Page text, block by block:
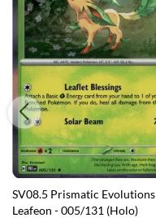
SV08.5 Prismatic Evolutions
Leafeon - 005/131 (Holo)